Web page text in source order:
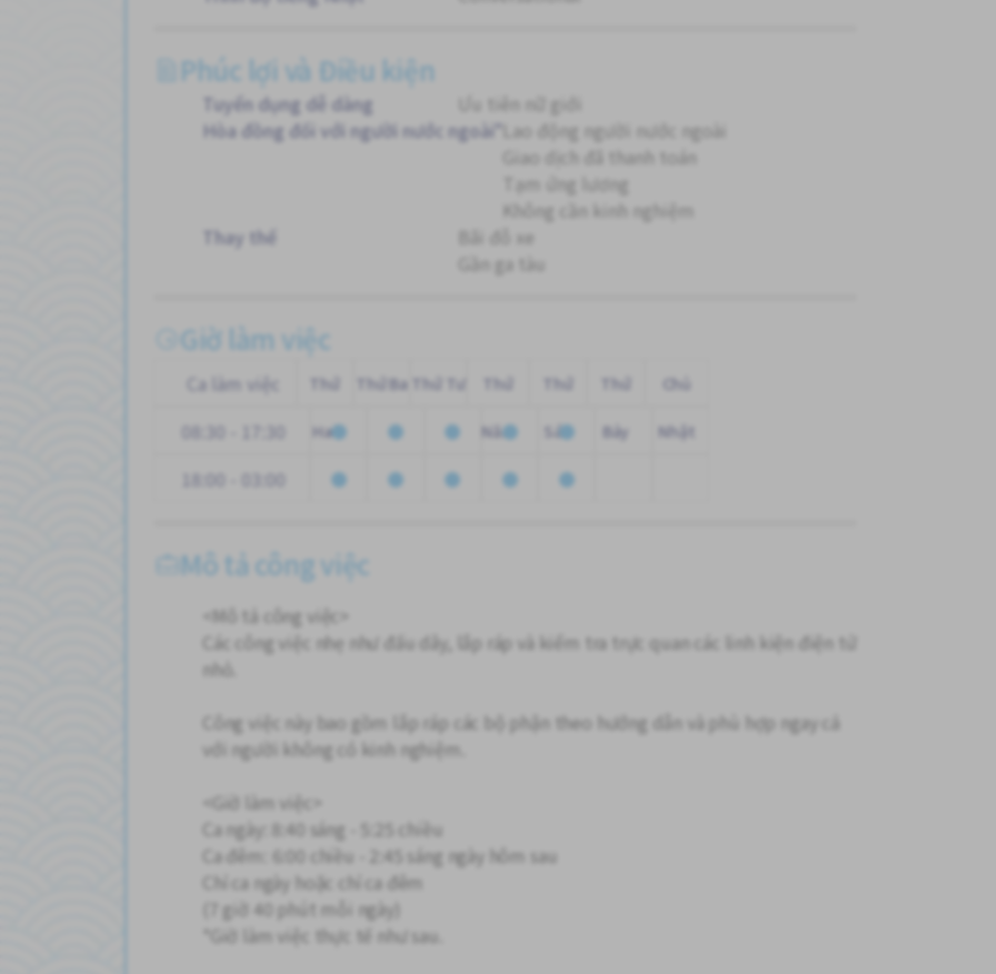
Phúc lợi và Điều kiện
Tuyển dụng dễ dàng
Ưu tiên nữ giới
Hòa đồng đối với người nước ngoài" Lao động người nước ngoài
Giao dịch đã thanh toán
Tạm ứng lương
Không cần kinh nghiệm
Thay thế
Bãi đỗ xe
Gần ga tàu
Giờ làm việc
Ca làm việc Thứ
Hai
Thứ Ba Thứ Tư Thứ
Năm
Thứ
Sáu
Thứ
Bảy
Chủ
Nhật
08:30 - 17:30
18:00 - 03:00
Mô tả công việc
<Mô tả công việc>
Các công việc nhẹ như đấu dây, lắp ráp và kiểm tra trực quan các linh kiện điện tử
nhỏ.
Công việc này bao gồm lắp ráp các bộ phận theo hướng dẫn và phù hợp ngay cả
với người không có kinh nghiệm.
<Giờ làm việc>
Ca ngày: 8:40 sáng - 5:25 chiều
Ca đêm: 6:00 chiều - 2:45 sáng ngày hôm sau
Chỉ ca ngày hoặc chỉ ca đêm
(7 giờ 40 phút mỗi ngày)
*Giờ làm việc thực tế như sau.